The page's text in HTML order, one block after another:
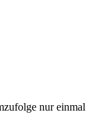
nur einmal